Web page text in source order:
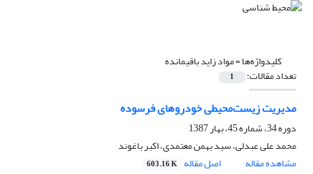
کلیدواژه‌ها =مواد زاید باقیمانده
تعداد مقالات: 1
مدیریت زیست‌محیطی خودروهای فرسوده
دوره 34، شماره 45، بهار 1387
محمد علی عبدلی، سید بهمن معتمدی، اکبر باغوند
مشاهده مقاله
اصل مقاله 603.16 K